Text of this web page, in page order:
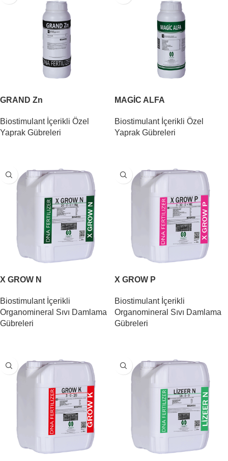
GRAND Zn
Biostimulant İçerikli Özel
Yaprak Gübreleri
MAGİC ALFA
Biostimulant İçerikli Özel
Yaprak Gübreleri
X GROW N
Biostimulant İçerikli
Organomineral Sıvı Damlama
Gübreleri
X GROW P
Biostimulant İçerikli
Organomineral Sıvı Damlama
Gübreleri